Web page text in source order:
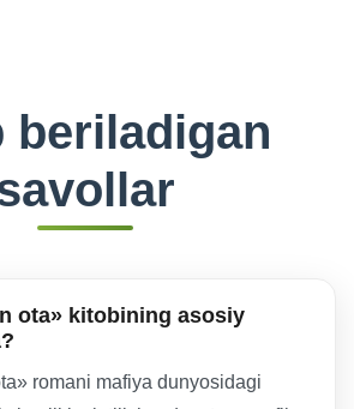
beriladigan
ota» kitobining asosiy
romani mafiya dunyosidagi